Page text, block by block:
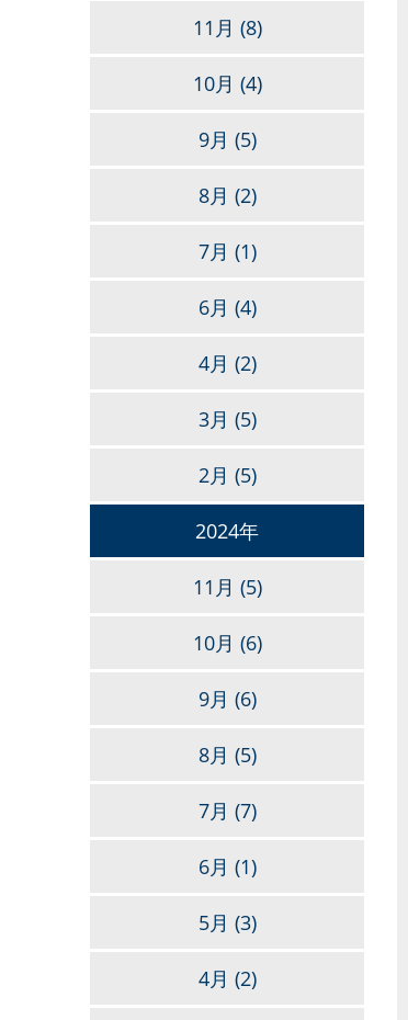
11月 (8)
10月 (4)
9月 (5)
8月 (2)
7月 (1)
6月 (4)
4月 (2)
3月 (5)
2月 (5)
2024年
11月 (5)
10月 (6)
9月 (6)
8月 (5)
7月 (7)
6月 (1)
5月 (3)
4月 (2)